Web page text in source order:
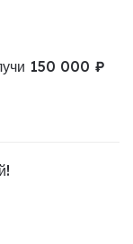
150 000 ₽